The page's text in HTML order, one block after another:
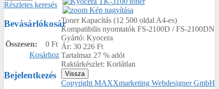
Kép nagyítása
Toner Kapacítás (12 500 oldal A4-es)
Kompatibilis nyomtatók FS-2100D / FS-2100DN
Gyártó: Kyocera
Ár: 30 226 Ft
Tartalmaz 27 % adót
Raktárkészlet: Korlátlan
Copyright MAXXmarketing Webdesigner GmbH
Részletes keresés
Bevásárlókosár
Összesen:
0 Ft
Kosárhoz
Bejelentkezés